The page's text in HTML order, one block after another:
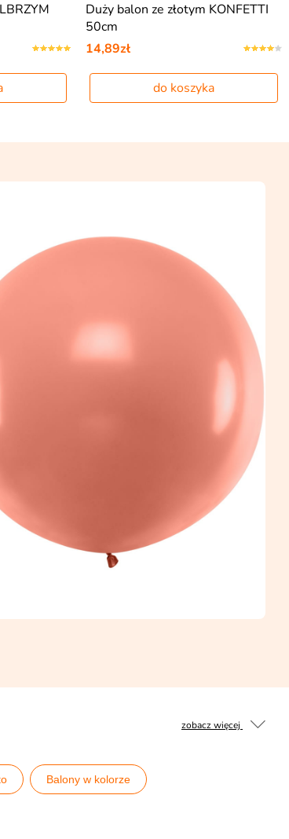
Duży balon ze złotym KONFETTI
50cm
14,89zł
do koszyka
zobacz więcej
Balony w kolorze